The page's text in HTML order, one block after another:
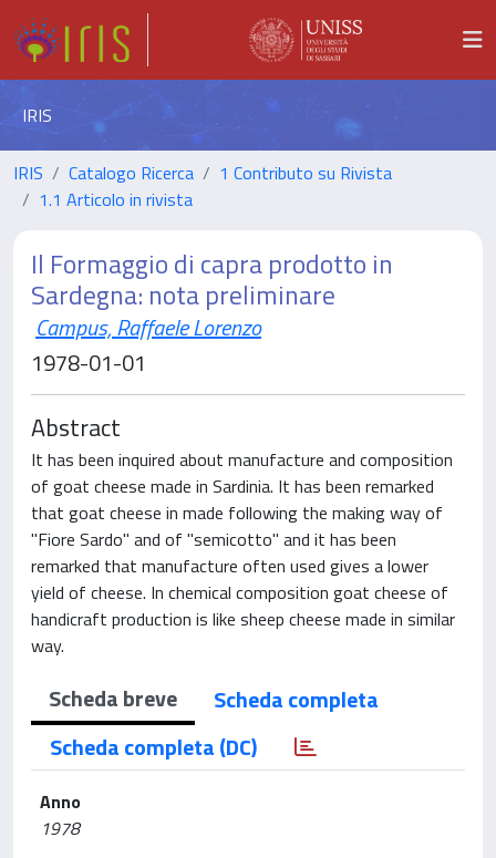
IRIS
IRIS Catalogo Ricerca
1 Contributo su Rivista
1.1 Articolo in rivista
Il Formaggio di capra prodotto in
Sardegna: nota preliminare
Campus, Raffaele Lorenzo
1978-01-01
Abstract
It has been inquired about manufacture and composition
of goat cheese made in Sardinia. It has been remarked
that goat cheese in made following the making way of
"Fiore Sardo" and of "semicotto" and it has been
remarked that manufacture often used gives a lower
yield of cheese. In chemical composition goat cheese of
handicraft production is like sheep cheese made in similar
way.
Scheda breve
Scheda completa
Scheda completa (DC)
Anno
1978